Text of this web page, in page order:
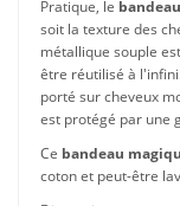
Pratique, le
soit la texture des
métallique souple
être réutilisé à
porté sur cheveux
est protégé par une
Ce bandeau
coton et peut-être